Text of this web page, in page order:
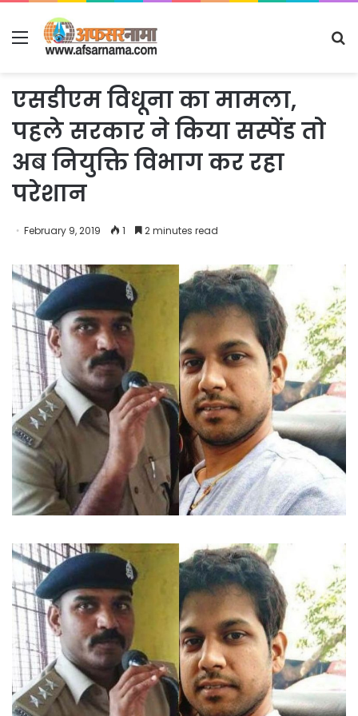
Menu
एसडीएम विधूना का मामला,
पहले सरकार ने किया सस्पेंड तो
अब नियुक्ति विभाग कर रहा
परेशान
February 9, 2019 1 2 minutes read